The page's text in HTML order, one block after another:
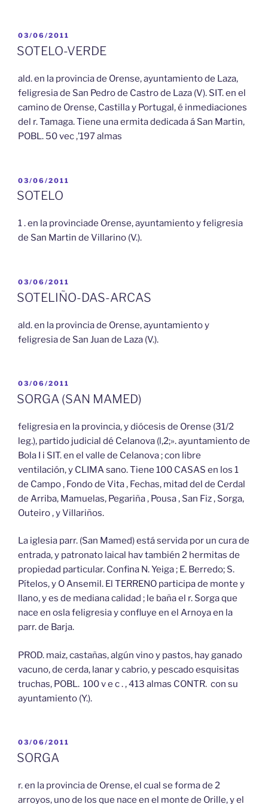
PUBLICADO
EL
03/06/2011
SOTELO-VERDE
ald. en la provincia de Orense, ayuntamiento de Laza,
feligresia de San Pedro de Castro de Laza (V). SIT. en el
camino de Orense, Castilla y Portugal, é inmediaciones
del r. Tamaga. Tiene una ermita dedicada á San Martin,
POBL. 50 vec ,’197 almas
PUBLICADO
EL
03/06/2011
SOTELO
1 . en la provinciade Orense, ayuntamiento y feligresia
de San Martin de Villarino (V.).
PUBLICADO
EL
03/06/2011
SOTELIÑO-DAS-ARCAS
ald. en la provincia de Orense, ayuntamiento y
feligresia de San Juan de Laza (V.).
PUBLICADO
EL
03/06/2011
SORGA (SAN MAMED)
feligresia en la provincia, y diócesis de Orense (31/2
leg.), partido judicial dé Celanova (l,2;». ayuntamiento de
Bola I i SIT. en el valle de Celanova ; con libre
ventilación, y CLIMA sano. Tiene 100 CASAS en los 1
de Campo , Fondo de Vita , Fechas, mitad del de Cerdal
de Arriba, Mamuelas, Pegariña , Pousa , San Fiz , Sorga,
Outeiro , y Villariños.
La iglesia parr. (San Mamed) está servida por un cura de
entrada, y patronato laical hav también 2 hermitas de
propiedad particular. Confina N. Yeiga ; E. Berredo; S.
Pítelos, y O Ansemil. El TERRENO participa de monte y
llano, y es de mediana calidad ; le baña el r. Sorga que
nace en osla feligresia y confluye en el Arnoya en la
parr. de Barja.
PROD. maiz, castañas, algún vino y pastos, hay ganado
vacuno, de cerda, lanar y cabrio, y pescado esquisitas
truchas, POBL. 100 v e c . , 413 almas CONTR. con su
ayuntamiento (Y.).
PUBLICADO
EL
03/06/2011
SORGA
r. en la provincia de Orense, el cual se forma de 2
arroyos, uno de los que nace en el monte de Orille, y el